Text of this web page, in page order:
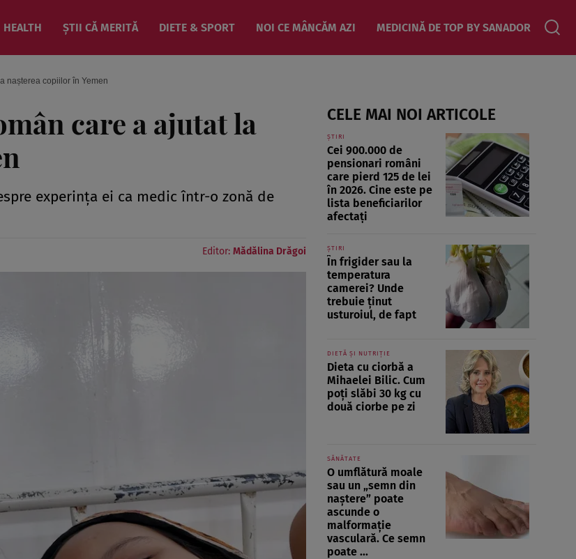
HEALTH ȘTII CĂ MERITĂ DIETE & SPORT NOI CE MÂNCĂM AZI MEDICINĂ DE TOP BY SANADOR
nașterea copiilor în Yemen
care a ajutat la
experința ei ca medic într-o zonă de
Editor: Mădălina Drăgoi
CELE MAI NOI ARTICOLE
ȘTIRI
Cei 900.000 de
pensionari români
care pierd 125 de lei
în 2026. Cine este pe
lista beneficiarilor
afectați
ȘTIRI
În frigider sau la
temperatura
camerei? Unde
trebuie ținut
usturoiul, de fapt
DIETĂ ȘI NUTRIȚIE
Dieta cu ciorbă a
Mihaelei Bilic. Cum
poți slăbi 30 kg cu
două ciorbe pe zi
SĂNĂTATE
O umflătură moale
sau un „semn din
naștere” poate
ascunde o
malformație
vasculară. Ce semn
poate ...